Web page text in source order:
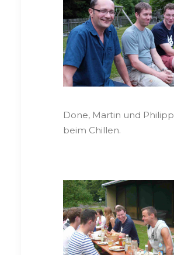
Done, Martin und Philipp
beim Chillen.